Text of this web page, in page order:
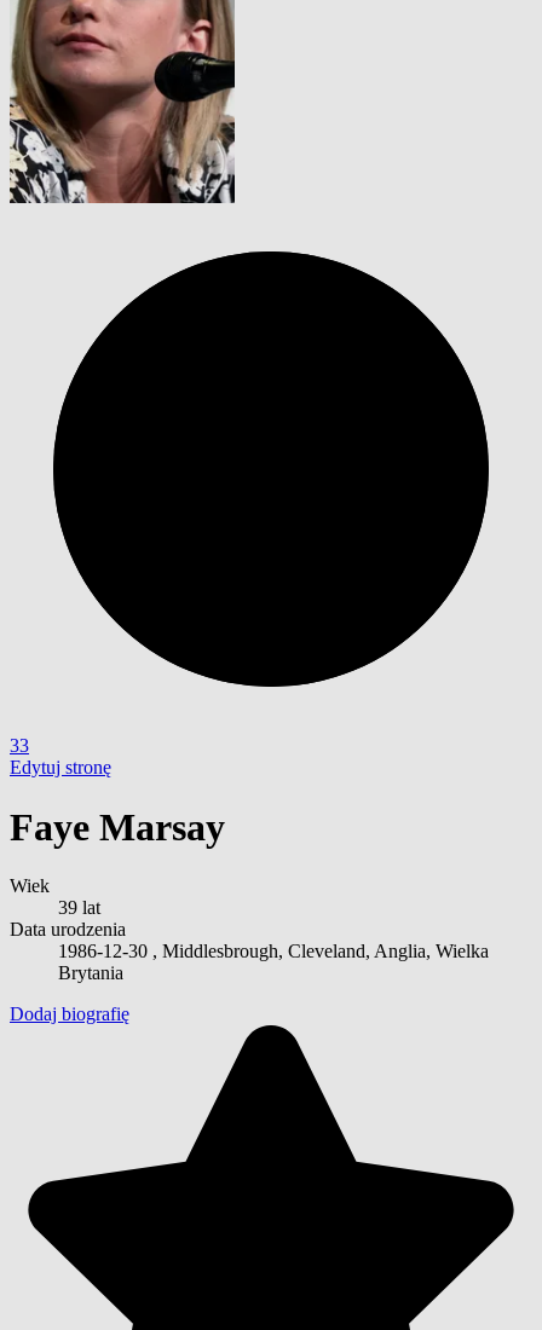
33
Edytuj stronę
Faye Marsay
Wiek
39 lat
Data urodzenia
1986-12-30 , Middlesbrough, Cleveland, Anglia, Wielka
Brytania
Dodaj biografię